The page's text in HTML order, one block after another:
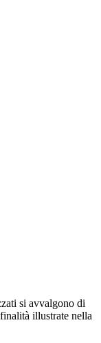
si avvalgono di
illustrate nella